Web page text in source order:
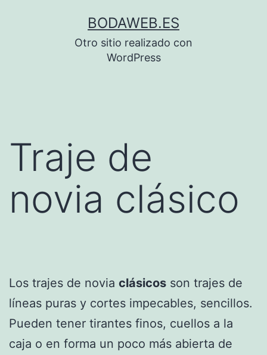
BODAWEB.ES
Otro sitio realizado con
WordPress
Traje de
novia clásico
Los trajes de novia clásicos son trajes de
líneas puras y cortes impecables, sencillos.
Pueden tener tirantes finos, cuellos a la
caja o en forma un poco más abierta de